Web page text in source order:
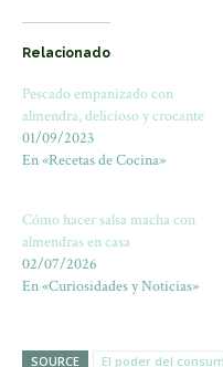
Relacionado
Pescado empanizado con
almendra, delicioso y crocante
01/09/2023
En «Recetas de Cocina»
Cómo hacer salsa macha con
almendras en casa
02/07/2026
En «Curiosidades y Noticias»
SOURCE El poder del